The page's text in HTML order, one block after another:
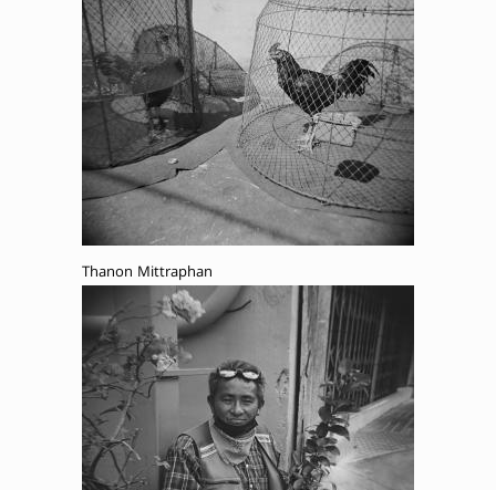
Thanon Mittraphan